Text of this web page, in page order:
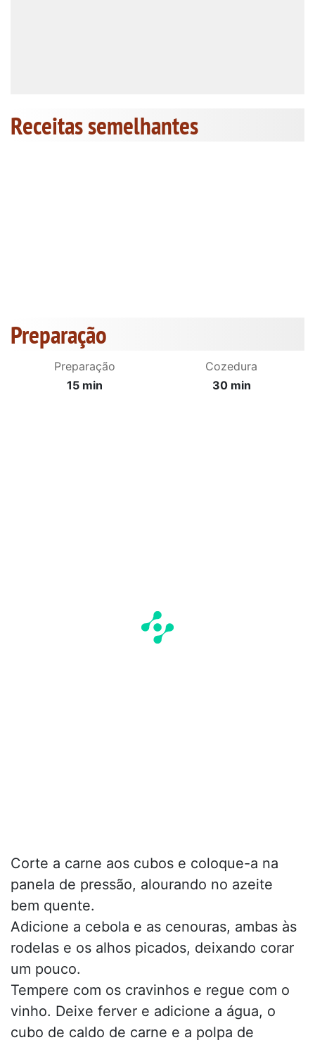
Receitas semelhantes
Preparação
Preparação
15 min
Cozedura
30 min
Corte a carne aos cubos e coloque-a na
panela de pressão, alourando no azeite
bem quente.
Adicione a cebola e as cenouras, ambas às
rodelas e os alhos picados, deixando corar
um pouco.
Tempere com os cravinhos e regue com o
vinho. Deixe ferver e adicione a água, o
cubo de caldo de carne e a polpa de